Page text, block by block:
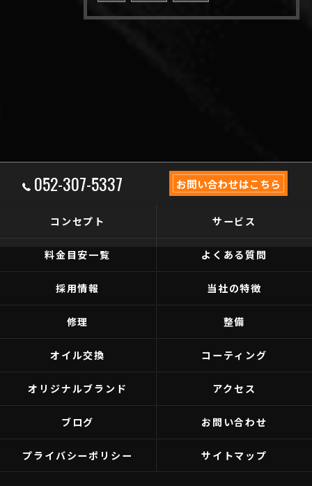
052-307-5337 お問い合わせはこちら
コンセプト サービス
料金目安一覧 よくある質問
採用情報 当社の特徴
修理 整備
オイル交換 コーティング
オリジナルブランド アクセス
ブログ お問い合わせ
プライバシーポリシー サイトマップ